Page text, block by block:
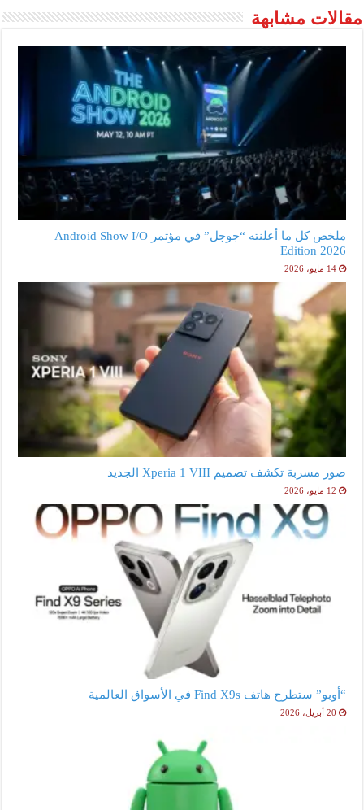
مقالات مشابهة
ملخص كل ما أعلنته “جوجل” في مؤتمر Android Show I/O
Edition 2026
14 مايو، 2026
صور مسربة تكشف تصميم Xperia 1 VIII الجديد
12 مايو، 2026
“أوبو” ستطرح هاتف Find X9s في الأسواق العالمية
20 أبريل، 2026